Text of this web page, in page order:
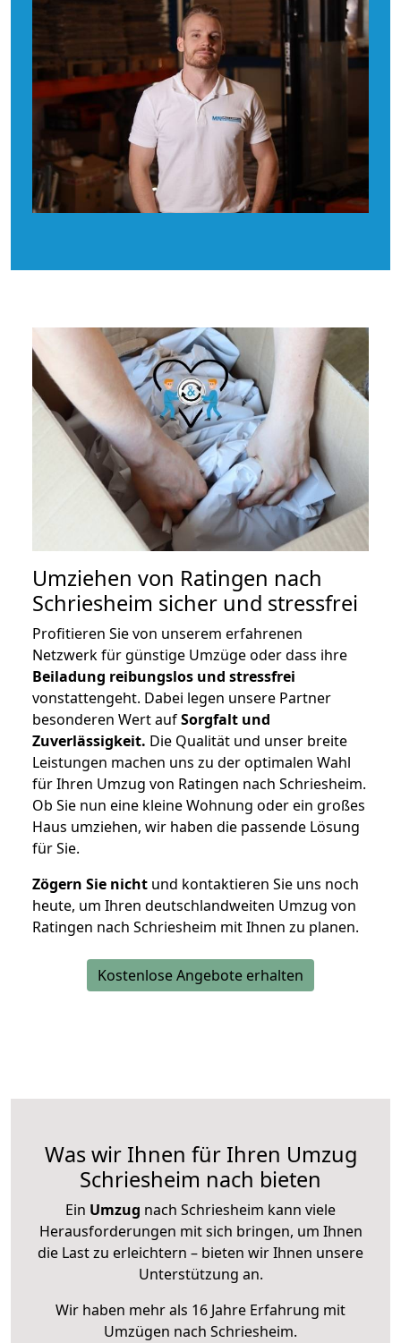
Umziehen von Ratingen nach
Schriesheim sicher und stressfrei
Profitieren Sie von unserem erfahrenen
Netzwerk für günstige Umzüge oder dass ihre
Beiladung reibungslos und stressfrei
vonstattengeht. Dabei legen unsere Partner
besonderen Wert aufSorgfalt und
Zuverlässigkeit. Die Qualität und unser breite
Leistungen machen uns zu der optimalen Wahl
für Ihren Umzug von Ratingen nach Schriesheim.
Ob Sie nun eine kleine Wohnung oder ein großes
Haus umziehen, wir haben die passende Lösung
für Sie.
Zögern Sie nicht und kontaktieren Sie uns noch
heute, um Ihren deutschlandweiten Umzug von
Ratingen nach Schriesheim mit Ihnen zu planen.
Kostenlose Angebote erhalten
Was wir Ihnen für Ihren Umzug
Schriesheim nach bieten
Ein Umzug nach Schriesheim kann viele
Herausforderungen mit sich bringen, um Ihnen
die Last zu erleichtern – bieten wir Ihnen unsere
Unterstützung an.
Wir haben mehr als 16 Jahre Erfahrung mit
Umzügen nach Schriesheim.